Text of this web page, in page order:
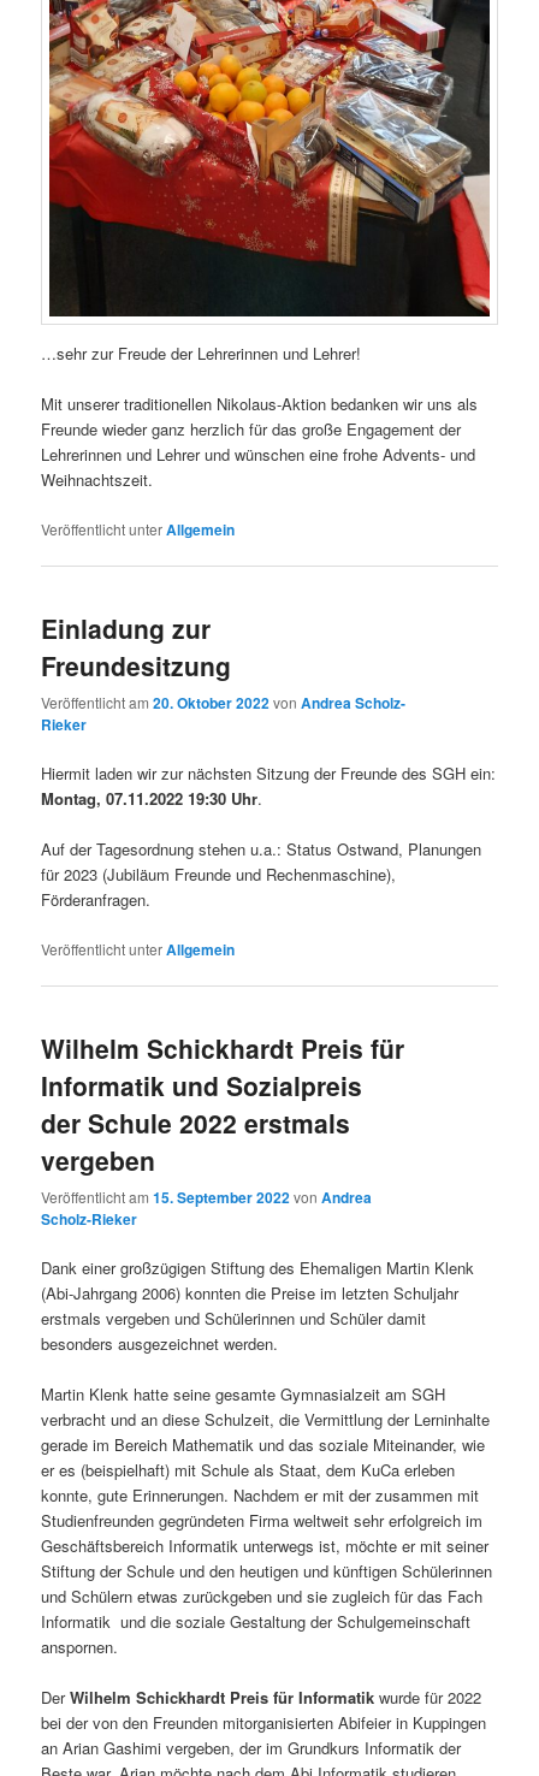
…sehr zur Freude der Lehrerinnen und Lehrer!
Mit unserer traditionellen Nikolaus-Aktion bedanken wir uns als
Freunde wieder ganz herzlich für das große Engagement der
Lehrerinnen und Lehrer und wünschen eine frohe Advents- und
Weihnachtszeit.
Veröffentlicht unterAllgemein
Einladung zur
Freundesitzung
Veröffentlicht am20. Oktober 2022vonAndrea Scholz-
Rieker
Hiermit laden wir zur nächsten Sitzung der Freunde des SGH ein:
Montag, 07.11.2022 19:30 Uhr.
Auf der Tagesordnung stehen u.a.: Status Ostwand, Planungen
für 2023 (Jubiläum Freunde und Rechenmaschine),
Förderanfragen.
Veröffentlicht unterAllgemein
Wilhelm Schickhardt Preis für
Informatik und Sozialpreis
der Schule 2022 erstmals
vergeben
Veröffentlicht am15. September 2022vonAndrea
Scholz-Rieker
Dank einer großzügigen Stiftung des Ehemaligen Martin Klenk
(Abi-Jahrgang 2006) konnten die Preise im letzten Schuljahr
erstmals vergeben und Schülerinnen und Schüler damit
besonders ausgezeichnet werden.
Martin Klenk hatte seine gesamte Gymnasialzeit am SGH
verbracht und an diese Schulzeit, die Vermittlung der Lerninhalte
gerade im Bereich Mathematik und das soziale Miteinander, wie
er es (beispielhaft) mit Schule als Staat, dem KuCa erleben
konnte, gute Erinnerungen. Nachdem er mit der zusammen mit
Studienfreunden gegründeten Firma weltweit sehr erfolgreich im
Geschäftsbereich Informatik unterwegs ist, möchte er mit seiner
Stiftung der Schule und den heutigen und künftigen Schülerinnen
und Schülern etwas zurückgeben und sie zugleich für das Fach
Informatik und die soziale Gestaltung der Schulgemeinschaft
anspornen.
DerWilhelm Schickhardt Preis für Informatik wurde für 2022
bei der von den Freunden mitorganisierten Abifeier in Kuppingen
an Arian Gashimi vergeben, der im Grundkurs Informatik der